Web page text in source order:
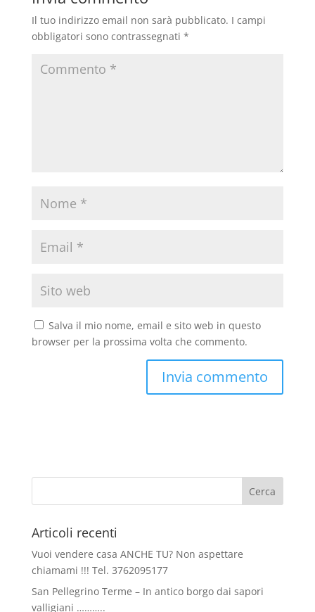
Il tuo indirizzo email non sarà pubblicato. I campi
obbligatori sono contrassegnati *
Salva il mio nome, email e sito web in questo
browser per la prossima volta che commento.
Articoli recenti
Vuoi vendere casa ANCHE TU? Non aspettare
chiamami !!! Tel. 3762095177
San Pellegrino Terme – In antico borgo dai sapori
valligiani ………..